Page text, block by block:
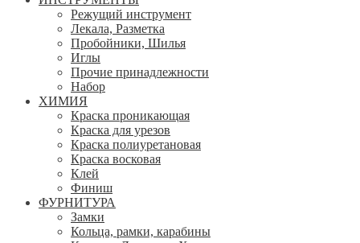
Режущий инструмент
Лекала, Разметка
Пробойники, Шилья
Иглы
Прочие принадлежности
Набор
ХИМИЯ
Краска проникающая
Краска для урезов
Краска полиуретановая
Краска восковая
Клей
Финиш
ФУРНИТУРА
Замки
Кольца, рамки, карабины